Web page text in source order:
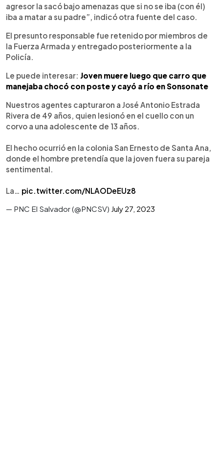
agresor la sacó bajo amenazas que si no se iba (con él)
iba a matar a su padre”, indicó otra fuente del caso.
El presunto responsable fue retenido por miembros de
la Fuerza Armada y entregado posteriormente a la
Policía.
Le puede interesar: Joven muere luego que carro que
manejaba chocó con poste y cayó a río en Sonsonate
Nuestros agentes capturaron a José Antonio Estrada
Rivera de 49 años, quien lesionó en el cuello con un
corvo a una adolescente de 13 años.
El hecho ocurrió en la colonia San Ernesto de Santa Ana,
donde el hombre pretendía que la joven fuera su pareja
sentimental.
La… pic.twitter.com/NLAODeEUz8
— PNC El Salvador (@PNCSV) July 27, 2023